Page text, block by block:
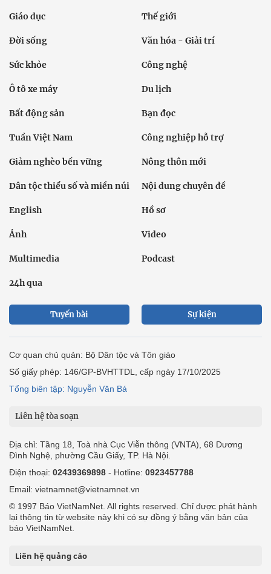
Giáo dục Thế giới
Đời sống Văn hóa - Giải trí
Sức khỏe Công nghệ
Ô tô xe máy Du lịch
Bất động sản Bạn đọc
Tuần Việt Nam Công nghiệp hỗ trợ
Giảm nghèo bền vững Nông thôn mới
Dân tộc thiểu số và miền núi Nội dung chuyên đề
English Hồ sơ
Ảnh Video
Multimedia Podcast
24h qua
Tuyến bài Sự kiện
Cơ quan chủ quản: Bộ Dân tộc và Tôn giáo
Số giấy phép: 146/GP-BVHTTDL, cấp ngày 17/10/2025
Tổng biên tập: Nguyễn Văn Bá
Liên hệ tòa soạn
Địa chỉ: Tầng 18, Toà nhà Cục Viễn thông (VNTA), 68 Dương
Đình Nghệ, phường Cầu Giấy, TP. Hà Nội.
Điện thoại: 02439369898 - Hotline: 0923457788
Email: vietnamnet@vietnamnet.vn
© 1997 Báo VietNamNet. All rights reserved. Chỉ được phát hành
lại thông tin từ website này khi có sự đồng ý bằng văn bản của
báo VietNamNet.
Liên hệ quảng cáo